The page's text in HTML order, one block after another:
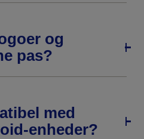
og
pas?
med
enheder?